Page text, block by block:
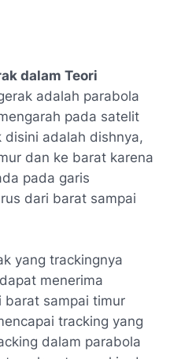
dalam Teori
adalah parabola
pada satelit
disini adalah dishnya,
dan ke barat karena
pada garis
dari barat sampai
yang trackingnya
menerima
barat sampai timur
tracking yang
dalam parabola